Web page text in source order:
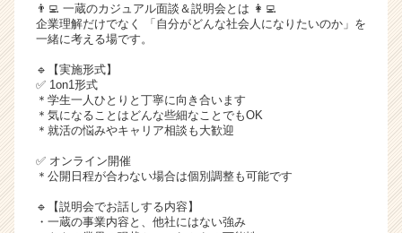
a
👨‍💻 一蔵のカジュアル面談＆説明会とは 👩‍💻
企業理解だけでなく 「自分がどんな社会人になりたいのか」を
一緒に考える場です。
🔹【実施形式】
✅ 1on1形式
＊学生一人ひとりと丁寧に向き合います
＊気になることはどんな些細なことでもOK
＊就活の悩みやキャリア相談も大歓迎
✅ オンライン開催
＊公開日程が合わない場合は個別調整も可能です
🔹【説明会でお話しする内容】
・一蔵の事業内容と、他社にはない強み